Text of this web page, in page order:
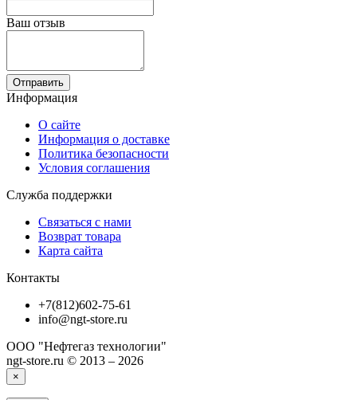
Ваш отзыв
Отправить
Информация
О сайте
Информация о доставке
Политика безопасности
Условия соглашения
Служба поддержки
Связаться с нами
Возврат товара
Карта сайта
Контакты
+7(812)602-75-61
info@ngt-store.ru
ООО "Нефтегаз технологии"
ngt-store.ru © 2013 – 2026
×